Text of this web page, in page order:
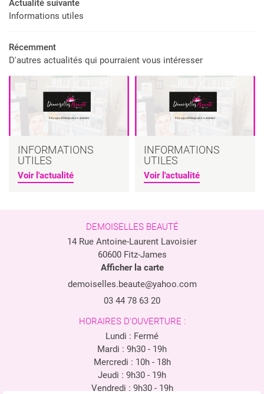
CONTACT
Actualité suivante
Informations utiles
Récemment
D'autres actualités qui pourraient vous intéresser
INFORMATIONS
UTILES
Voir l'actualité
INFORMATIONS
UTILES
Voir l'actualité
DEMOISELLES BEAUTÉ
14 Rue Antoine-Laurent Lavoisier
60600 Fitz-James
Afficher la carte
03 44 78 63 20
HORAIRES D'OUVERTURE :
Lundi : Fermé
Mardi : 9h30 - 19h
Mercredi : 10h - 18h
Jeudi : 9h30 - 19h
Vendredi : 9h30 - 19h